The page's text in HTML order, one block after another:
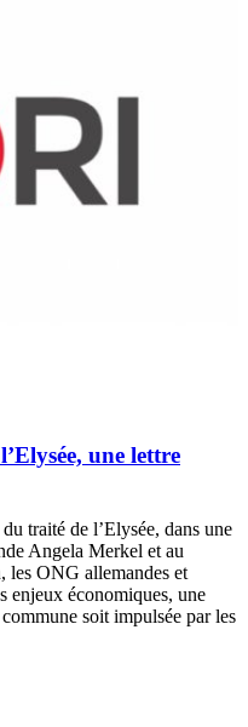
une lettre
traité de l’Elysée, dans une
Angela Merkel et au
les ONG allemandes et
enjeux économiques, une
soit impulsée par les